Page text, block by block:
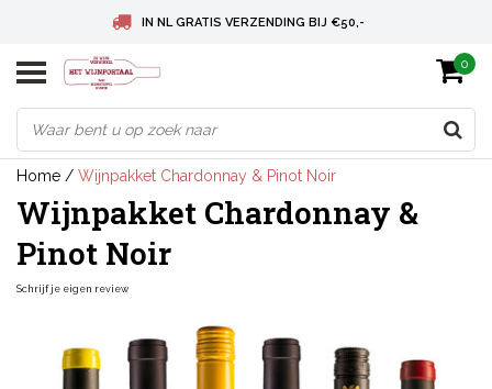
IN NL GRATIS VERZENDING BIJ €50,-
BELGIE GRATIS VERZENDING BIJ € 75
DEUTSCHLAND VERSANDKOSTENFREI AB € 75
0
Home / Wijnpakket Chardonnay & Pinot Noir
Wijnpakket Chardonnay &
Pinot Noir
Schrijf je eigen review